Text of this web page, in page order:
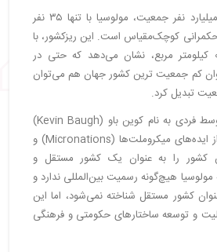
در جهانی با بیش از ۸ میلیارد نفر جمعیت، مولوسیا با تنها ۳۵ نفر
حکمرانی کوچک‌مقیاس است. این ریزکشور، با
مساحتی کمتر از ۰.۰۵۵ کیلومتر مربع، نشان می‌دهد که حتی در
کم جمعیت ترین کشور جهان هم می‌توان
تبدیل کرد.
مولوسیا در سال ۱۹۷۷ توسط فردی به نام کوین باو (Kevin Baugh)
تأسیس شد. او با الهام از ایده‌های میکروملت‌ها (Micronations) و
کشور را به عنوان یک کشور مستقل و
مولوسیا هیچ‌گونه رسمیت بین‌المللی ندارد و
کشور مستقل شناخته نمی‌شود، اما این
و توسعه ساختارهای حکومتی و فرهنگی